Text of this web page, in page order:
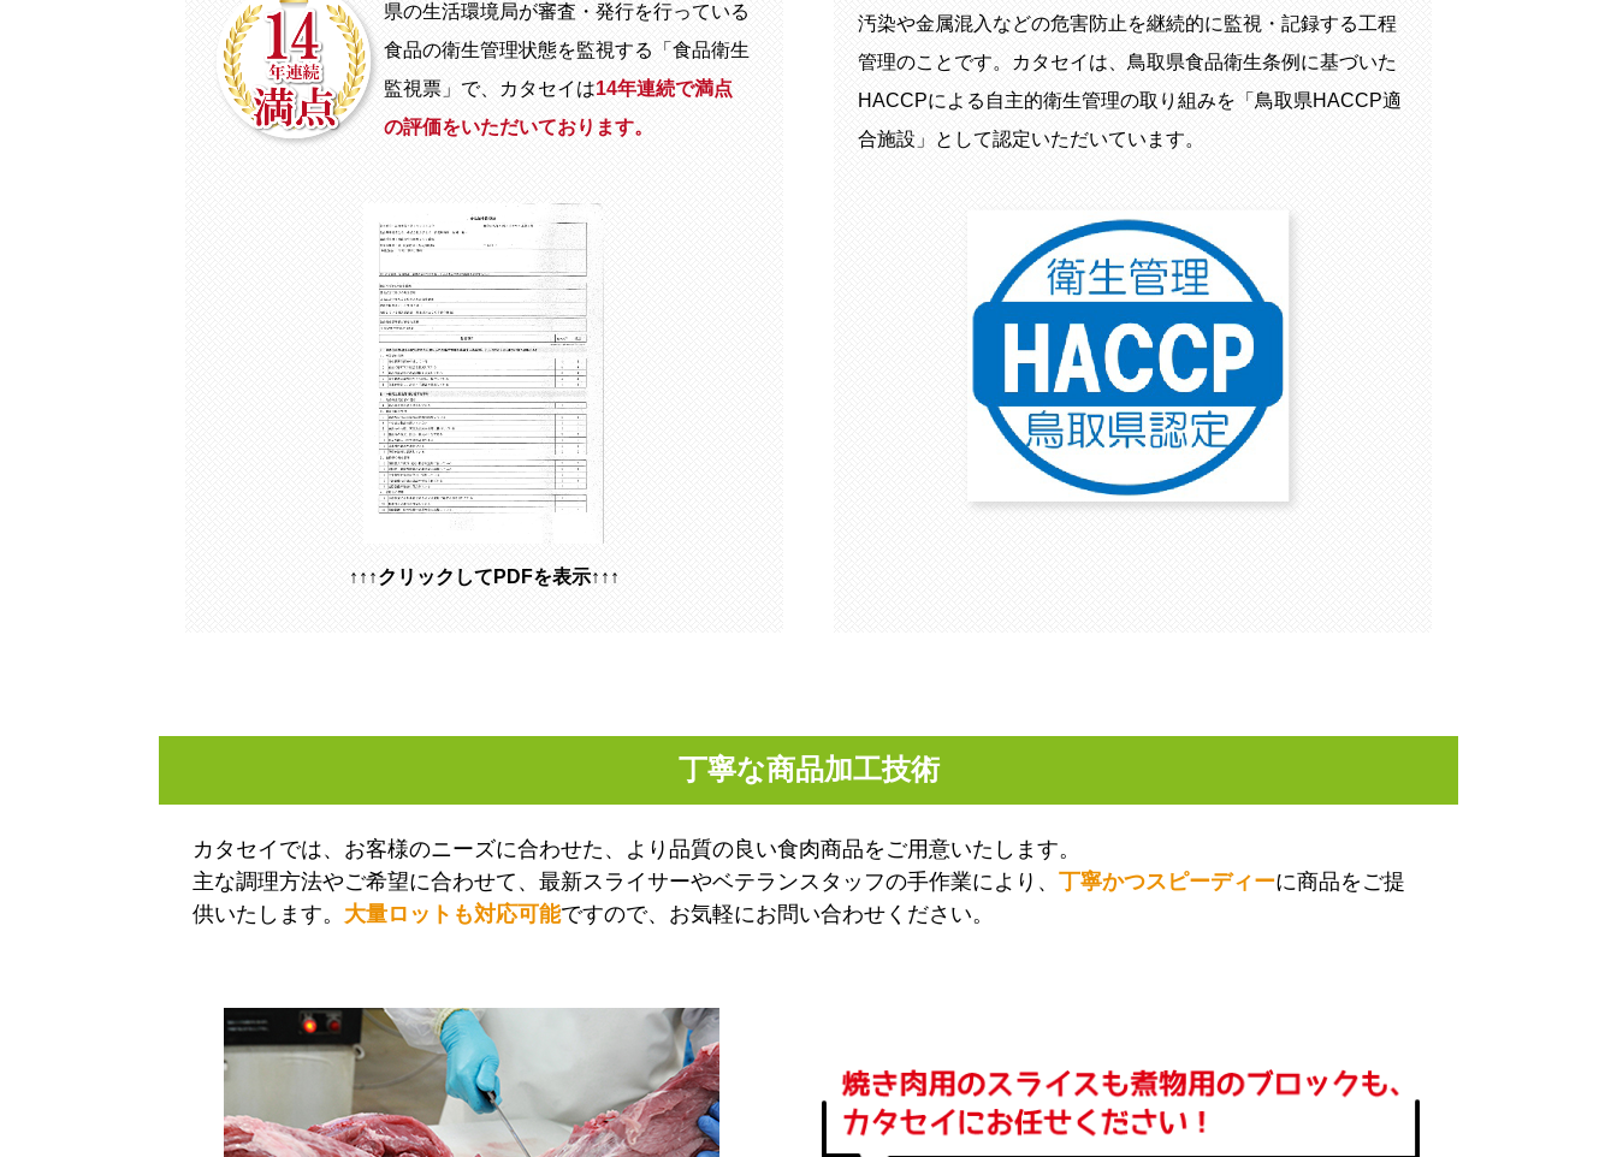
県の生活環境局が審査・発行を行っている
食品の衛生管理状態を監視する「食品衛生
監視票」で、カタセイは14年連続で満点
の評価をいただいております。
↑↑↑クリックしてPDFを表示↑↑↑
汚染や金属混入などの危害防止を継続的に監視・記録する工程
管理のことです。カタセイは、鳥取県食品衛生条例に基づいた
HACCPによる自主的衛生管理の取り組みを「鳥取県HACCP適
合施設」として認定いただいています。
丁寧な商品加工技術
カタセイでは、お客様のニーズに合わせた、より品質の良い食肉商品をご用意いたします。
主な調理方法やご希望に合わせて、最新スライサーやベテランスタッフの手作業により、 丁寧かつスピーディーに商品をご提
供いたします。 大量ロットも対応可能ですので、お気軽にお問い合わせください。